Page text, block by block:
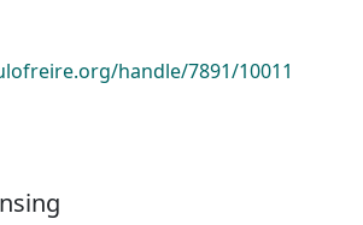
handle/7891/10011